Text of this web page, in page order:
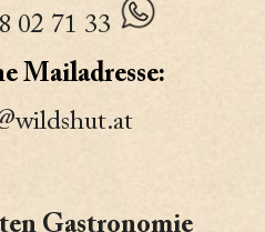
02 71 33
Mailadresse:
Gastronomie